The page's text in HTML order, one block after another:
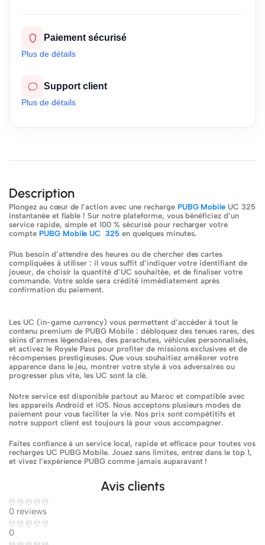
Paiement sécurisé
Plus de détails
Support client
Plus de détails
Cadeaux
points à chaque
achat
Description
Plongez au cœur de l’action avec une recharge PUBG Mobile UC 325
instantanée et fiable ! Sur notre plateforme, vous bénéficiez d’un
service rapide, simple et 100 % sécurisé pour recharger votre
compte PUBG Mobile UC 325 en quelques minutes.
Plus besoin d’attendre des heures ou de chercher des cartes
compliquées à utiliser : il vous suffit d’indiquer votre identifiant de
joueur, de choisir la quantité d’UC souhaitée, et de finaliser votre
commande. Votre solde sera crédité immédiatement après
confirmation du paiement.
Les UC (in-game currency) vous permettent d’accéder à tout le
contenu premium de PUBG Mobile : débloquez des tenues rares, des
skins d’armes légendaires, des parachutes, véhicules personnalisés,
et activez le Royale Pass pour profiter de missions exclusives et de
récompenses prestigieuses. Que vous souhaitiez améliorer votre
apparence dans le jeu, montrer votre style à vos adversaires ou
progresser plus vite, les UC sont la clé.
Notre service est disponible partout au Maroc et compatible avec
les appareils Android et iOS. Nous acceptons plusieurs modes de
paiement pour vous faciliter la vie. Nos prix sont compétitifs et
notre support client est toujours là pour vous accompagner.
Faites confiance à un service local, rapide et efficace pour toutes vos
recharges UC PUBG Mobile. Jouez sans limites, entrez dans le top 1,
et vivez l’expérience PUBG comme jamais auparavant !
Avis clients
0 reviews
0